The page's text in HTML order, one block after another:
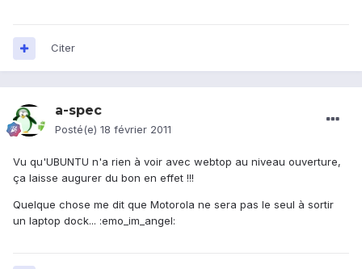
Citer
a-spec
Posté(e) 18 février 2011
Vu qu'UBUNTU n'a rien à voir avec webtop au niveau ouverture,
ça laisse augurer du bon en effet !!!
Quelque chose me dit que Motorola ne sera pas le seul à sortir
un laptop dock... :emo_im_angel: